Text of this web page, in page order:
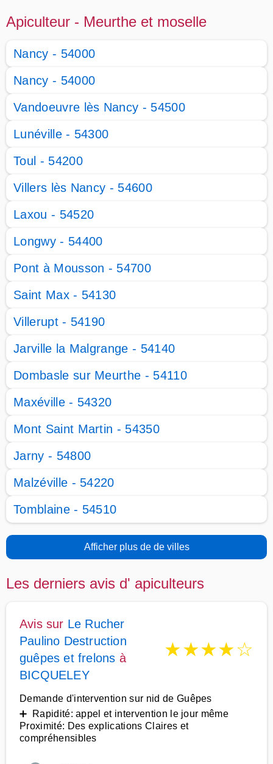
Apiculteur - Meurthe et moselle
Nancy - 54000
Nancy - 54000
Vandoeuvre lès Nancy - 54500
Lunéville - 54300
Toul - 54200
Villers lès Nancy - 54600
Laxou - 54520
Longwy - 54400
Pont à Mousson - 54700
Saint Max - 54130
Villerupt - 54190
Jarville la Malgrange - 54140
Dombasle sur Meurthe - 54110
Maxéville - 54320
Mont Saint Martin - 54350
Jarny - 54800
Malzéville - 54220
Tomblaine - 54510
Afficher plus de de villes
Les derniers avis d' apiculteurs
Avis sur Le Rucher
Paulino Destruction
guêpes et frelons à
BICQUELEY
★★★★☆
Demande d'intervention sur nid de Guêpes
➕ Rapidité: appel et intervention le jour même
Proximité: Des explications Claires et
compréhensibles